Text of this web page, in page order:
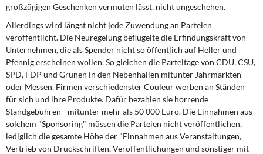
großzügigen Geschenken vermuten lässt, nicht ungeschehen.
Allerdings wird längst nicht jede Zuwendung an Parteien
veröffentlicht. Die Neuregelung beflügelte die Erfindungskraft von
Unternehmen, die als Spender nicht so öffentlich auf Heller und
Pfennig erscheinen wollen. So gleichen die Parteitage von CDU, CSU,
SPD, FDP und Grünen in den Nebenhallen mitunter Jahrmärkten
oder Messen. Firmen verschiedenster Couleur werben an Ständen
für sich und ihre Produkte. Dafür bezahlen sie horrende
Standgebühren - mitunter mehr als 50 000 Euro. Die Einnahmen aus
solchem "Sponsoring" müssen die Parteien nicht veröffentlichen,
lediglich die gesamte Höhe der "Einnahmen aus Veranstaltungen,
Vertrieb von Druckschriften, Veröffentlichungen und sonstiger mit